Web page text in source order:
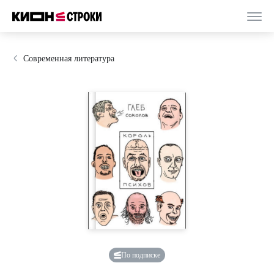
Современная литература
По подписке